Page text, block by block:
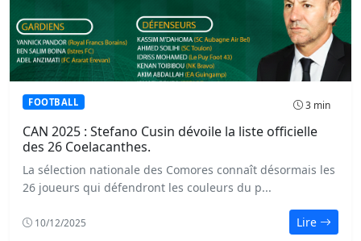
FOOTBALL 3 min
CAN 2025 : Stefano Cusin dévoile la liste officielle
des 26 Coelacanthes.
La sélection nationale des Comores connaît désormais les
26 joueurs qui défendront les couleurs du p...
10/12/2025 Lire